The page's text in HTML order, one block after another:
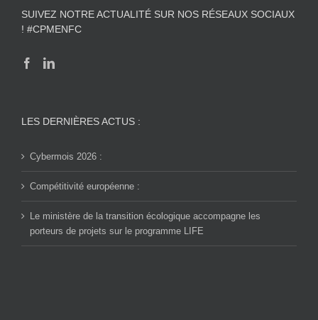
SUIVEZ NOTRE ACTUALITÉ SUR NOS RÉSEAUX SOCIAUX
! #CPMENFC
LES DERNIÈRES ACTUS :
Cybermois 2026 :
Compétitivité européenne :
Le ministère de la transition écologique accompagne les
porteurs de projets sur le programme LIFE